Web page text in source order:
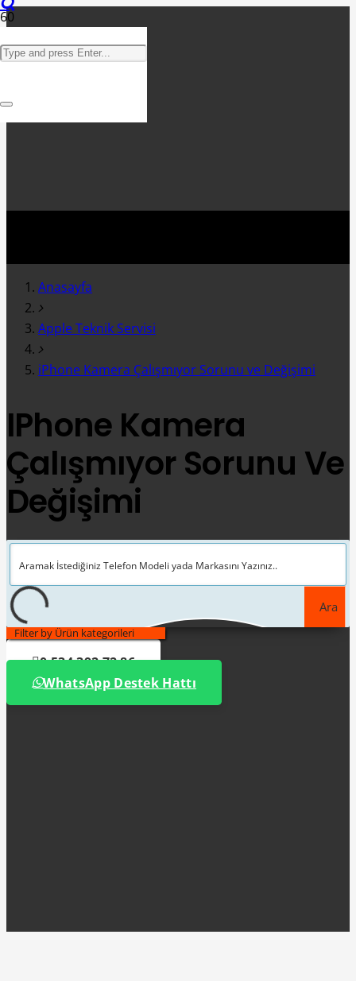
Anasayfa
Apple Teknik Servisi
iPhone Kamera Çalışmıyor Sorunu ve Değişimi
IPhone Kamera
Çalışmıyor Sorunu Ve
Değişimi
Ara
Filter by Ürün kategorileri
0 534 392 72 86
WhatsApp Destek Hattı